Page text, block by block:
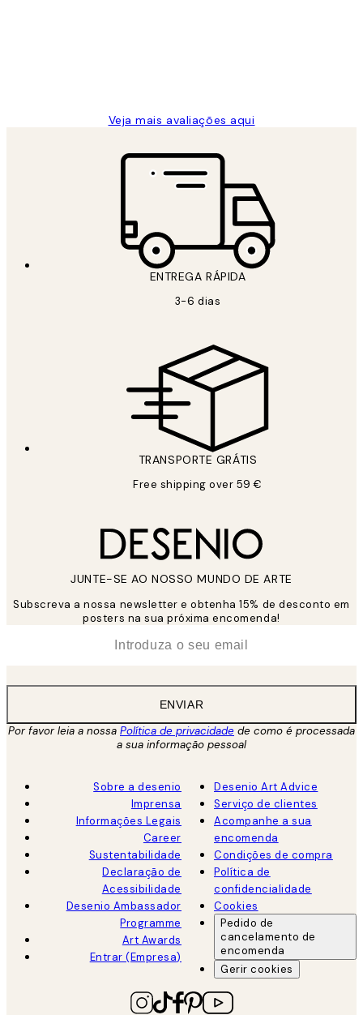
Veja mais avaliações aqui
ENTREGA RÁPIDA
3-6 dias
TRANSPORTE GRÁTIS
Free shipping over 59 €
JUNTE-SE AO NOSSO MUNDO DE ARTE
Subscreva a nossa newsletter e obtenha 15% de desconto em
posters na sua próxima encomenda!
ENVIAR
Por favor leia a nossa Política de privacidade de como é processada
a sua informação pessoal
Sobre a desenio
Imprensa
Informações Legais
Career
Sustentabilidade
Declaração de
Acessibilidade
Desenio Ambassador
Programme
Art Awards
Entrar (Empresa)
Desenio Art Advice
Serviço de clientes
Acompanhe a sua
encomenda
Condições de compra
Política de
confidencialidade
Cookies
Pedido de
cancelamento de
encomenda
Gerir cookies